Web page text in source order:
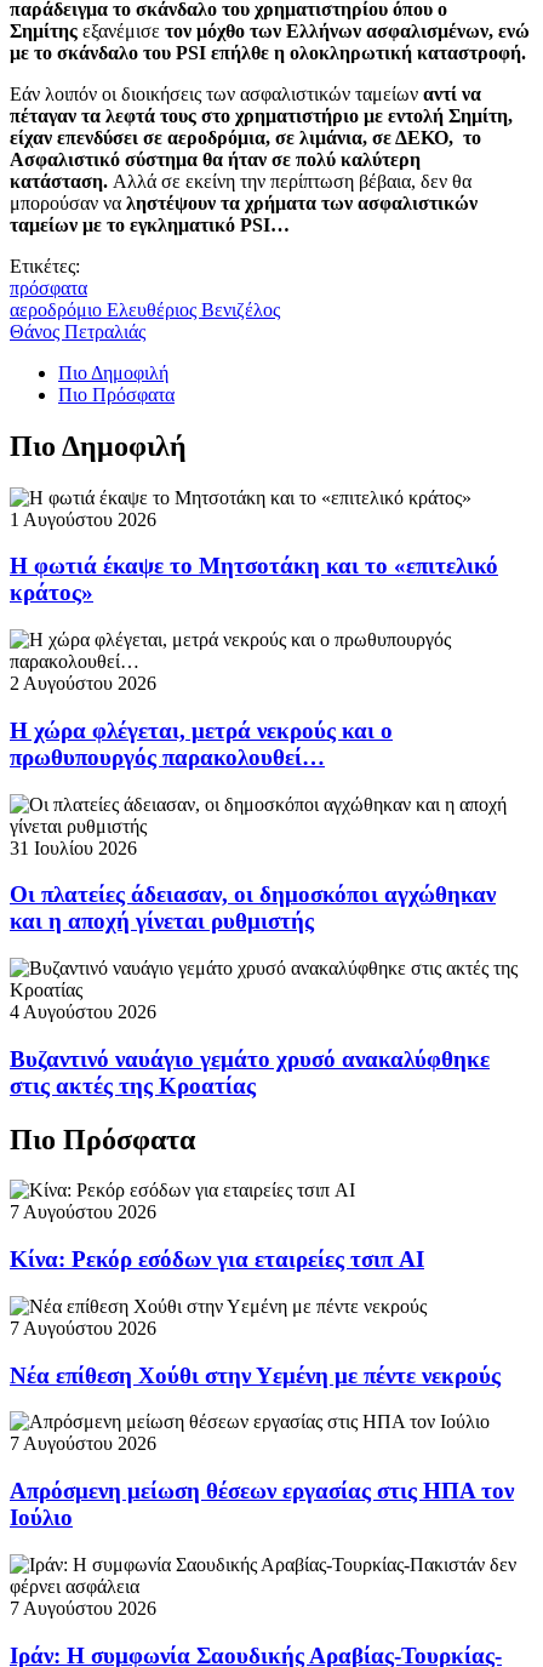
παράδειγμα το σκάνδαλο του χρηματιστηρίου όπου ο
Σημίτης εξανέμισε τον μόχθο των Ελλήνων ασφαλισμένων, ενώ
με το σκάνδαλο του PSI επήλθε η ολοκληρωτική καταστροφή.
Εάν λοιπόν οι διοικήσεις των ασφαλιστικών ταμείων αντί να
πέταγαν τα λεφτά τους στο χρηματιστήριο με εντολή Σημίτη,
είχαν επενδύσει σε αεροδρόμια, σε λιμάνια, σε ΔΕΚΟ, το
Ασφαλιστικό σύστημα θα ήταν σε πολύ καλύτερη
κατάσταση. Αλλά σε εκείνη την περίπτωση βέβαια, δεν θα
μπορούσαν να ληστέψουν τα χρήματα των ασφαλιστικών
ταμείων με το εγκληματικό PSI…
Ετικέτες:
πρόσφατα
αεροδρόμιο Ελευθέριος Βενιζέλος
Θάνος Πετραλιάς
Πιο Δημοφιλή
Πιο Πρόσφατα
Πιο Δημοφιλή
1 Αυγούστου 2026
Η φωτιά έκαψε το Μητσοτάκη και το «επιτελικό
κράτος»
2 Αυγούστου 2026
Η χώρα φλέγεται, μετρά νεκρούς και ο
πρωθυπουργός παρακολουθεί…
31 Ιουλίου 2026
Οι πλατείες άδειασαν, οι δημοσκόποι αγχώθηκαν
και η αποχή γίνεται ρυθμιστής
4 Αυγούστου 2026
Βυζαντινό ναυάγιο γεμάτο χρυσό ανακαλύφθηκε
στις ακτές της Κροατίας
Πιο Πρόσφατα
7 Αυγούστου 2026
Κίνα: Ρεκόρ εσόδων για εταιρείες τσιπ AI
7 Αυγούστου 2026
Νέα επίθεση Χούθι στην Υεμένη με πέντε νεκρούς
7 Αυγούστου 2026
Απρόσμενη μείωση θέσεων εργασίας στις ΗΠΑ τον
Ιούλιο
7 Αυγούστου 2026
Ιράν: Η συμφωνία Σαουδικής Αραβίας-Τουρκίας-